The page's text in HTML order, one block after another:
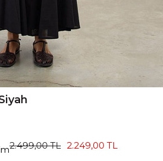
2.499,00 TL 2.249,00 TL